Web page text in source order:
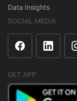
Data Insights
SOCIAL MEDIA
GET APP